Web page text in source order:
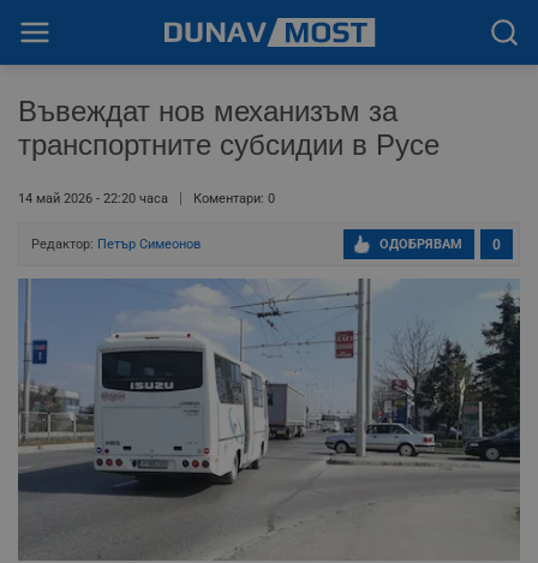
Въвеждат нов механизъм за
транспортните субсидии в Русе
14 май 2026 - 22:20 часа Коментари: 0
Редактор: Петър Симеонов 0
ОДОБРЯВАМ